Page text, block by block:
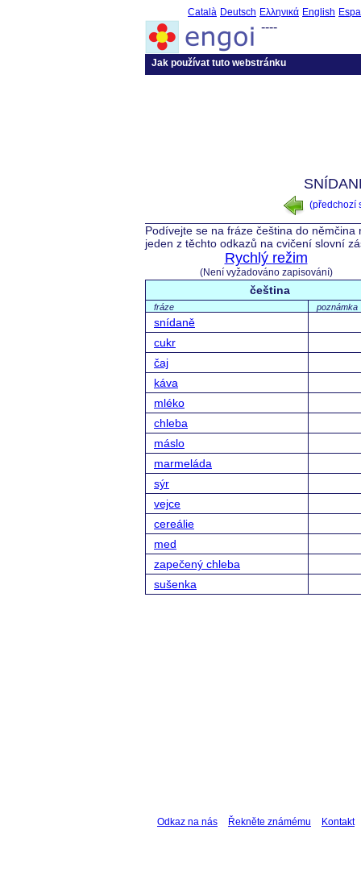
Català Deutsch Ελληνικά English
----
Jak používat tuto webstránku
(předchozí
Podívejte se na fráze čeština do
jeden z těchto odkazů na cvičení slovní
Rychlý režim
(Není vyžadováno zapisování)
čeština
fráze poznámka
snídaně
cukr
čaj
káva
mléko
chleba
máslo
marmeláda
sýr
vejce
cereálie
med
zapečený chleba
sušenka
Odkaz na nás Řekněte známému Kontakt